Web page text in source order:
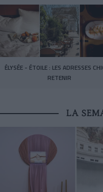
ÉLYSÉE - ÉTOILE : LES ADRESSES
RETENIR
LA